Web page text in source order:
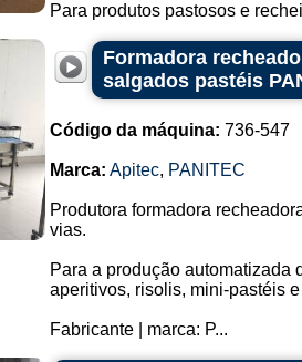
Para produtos pastosos e
Formadora
salgados pastéis
Código da máquina: 736-547
Marca: Apitec, PANITEC
Produtora formadora
vias.
Para a produção automatizada
aperitivos, risolis, mini-pastéis
Fabricante | marca: P...